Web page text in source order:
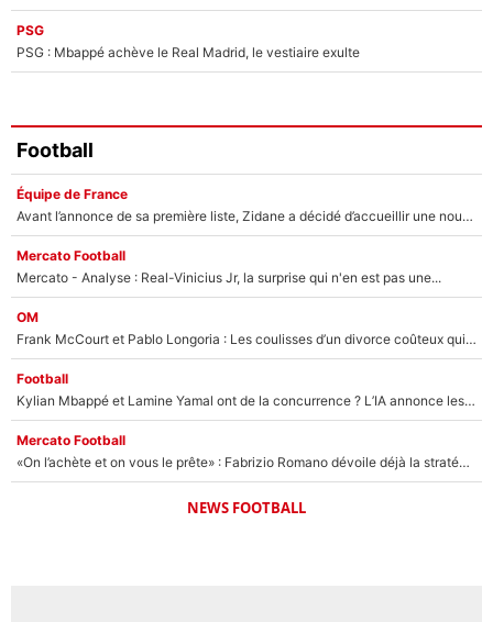
PSG
PSG : Mbappé achève le Real Madrid, le vestiaire exulte
Football
Équipe de France
Avant l’annonce de sa première liste, Zidane a décidé d’accueillir une nouvelle tête en équipe de France
Mercato Football
Mercato - Analyse : Real-Vinicius Jr, la surprise qui n'en est pas une...
OM
Frank McCourt et Pablo Longoria : Les coulisses d’un divorce coûteux qui ruine l’OM à petit feu…
Football
Kylian Mbappé et Lamine Yamal ont de la concurrence ? L’IA annonce les 5 joueurs qui vont dominer le football dans les années à venir !
Mercato Football
«On l’achète et on vous le prête» : Fabrizio Romano dévoile déjà la stratégie du PSG avec le transfert de Zion Suzuki !
NEWS FOOTBALL